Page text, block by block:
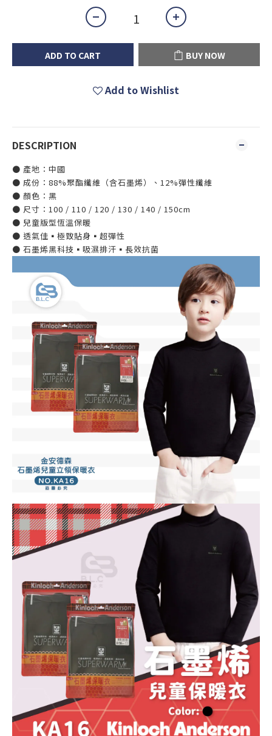
ADD TO CART BUY NOW
Add to Wishlist
DESCRIPTION
● 產地：中國
● 成份：88%聚酯纖維（含石墨烯）、12%彈性纖維
● 顏色：黑
● 尺寸：100 / 110 / 120 / 130 / 140 / 150cm
● 兒童版型恆溫保暖
● 透氣佳▪極致貼身▪超彈性
● 石墨烯黑科技▪吸濕排汗▪長效抗菌